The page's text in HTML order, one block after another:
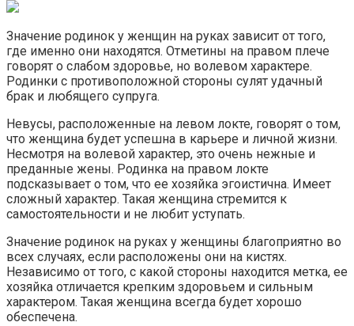
Значение родинок у женщин на руках зависит от того,
где именно они находятся. Отметины на правом плече
говорят о слабом здоровье, но волевом характере.
Родинки с противоположной стороны сулят удачный
брак и любящего супруга.
Невусы, расположенные на левом локте, говорят о том,
что женщина будет успешна в карьере и личной жизни.
Несмотря на волевой характер, это очень нежные и
преданные жены. Родинка на правом локте
подсказывает о том, что ее хозяйка эгоистична. Имеет
сложный характер. Такая женщина стремится к
самостоятельности и не любит уступать.
Значение родинок на руках у женщины благоприятно во
всех случаях, если расположены они на кистях.
Независимо от того, с какой стороны находится метка, ее
хозяйка отличается крепким здоровьем и сильным
характером. Такая женщина всегда будет хорошо
обеспечена.